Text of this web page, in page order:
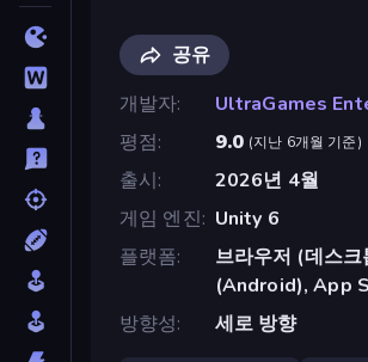
공유
개발자
UltraGames
평점
9.0 (지난 6개월 기준)
출시
2026년 4월
게임 엔진
Unity 6
플랫폼
브라우저 (데스
(Android), App
방향성
세로 방향